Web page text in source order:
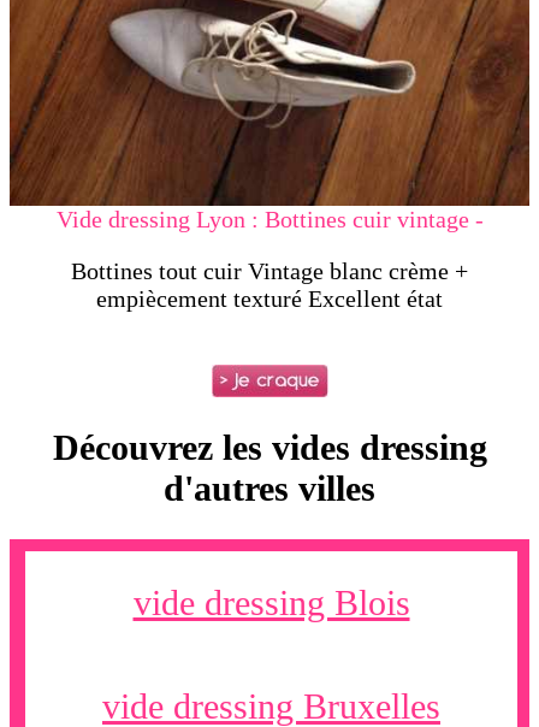
Vide dressing Lyon : Bottines cuir vintage -
Bottines tout cuir Vintage blanc crème +
empiècement texturé Excellent état
Découvrez les vides dressing
d'autres villes
vide dressing Blois
vide dressing Bruxelles